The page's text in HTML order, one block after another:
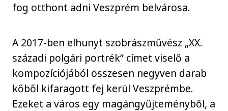
fog otthont adni Veszprém belvárosa.
A 2017-ben elhunyt szobrászművész „XX.
századi polgári portrék” címet viselő a
kompozíciójából összesen negyven darab
kőből kifaragott fej kerül Veszprémbe.
Ezeket a város egy magángyűjteményből, a